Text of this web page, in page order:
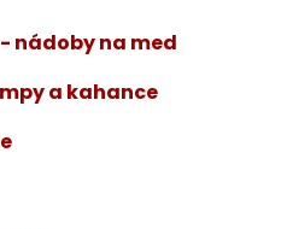
nádoby na med
a kahance